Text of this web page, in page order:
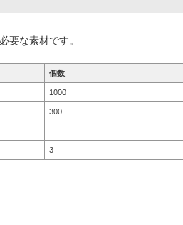
要な素材です。
個数
1000
300
3